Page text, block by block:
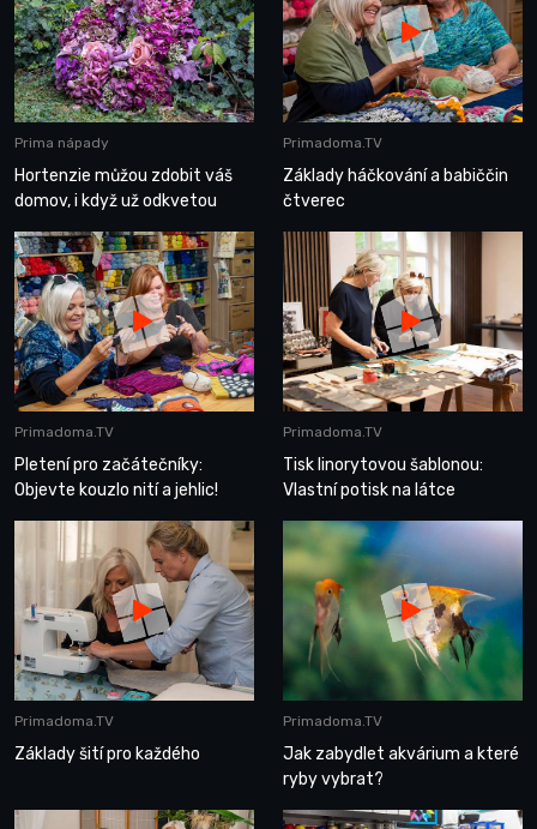
Prima nápady
Hortenzie můžou zdobit váš
domov, i když už odkvetou
Primadoma.TV
Základy háčkování a babiččin
čtverec
Primadoma.TV
Pletení pro začátečníky:
Objevte kouzlo nití a jehlic!
Primadoma.TV
Tisk linorytovou šablonou:
Vlastní potisk na látce
Primadoma.TV
Základy šití pro každého
Primadoma.TV
Jak zabydlet akvárium a které
ryby vybrat?